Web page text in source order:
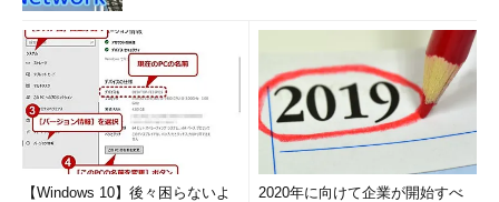
【Windows 10】後々困らないよ
2020年に向けて企業が開始すべ